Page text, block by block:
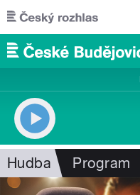
Přejít k hlavnímu obsahu
Hudba Program